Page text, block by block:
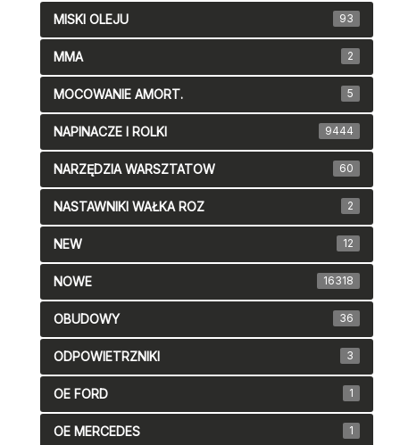
MISKI OLEJU 93
MMA 2
MOCOWANIE AMORT. 5
NAPINACZE I ROLKI 9444
NARZĘDZIA WARSZTATOW 60
NASTAWNIKI WAŁKA ROZ 2
NEW 12
NOWE 16318
OBUDOWY 36
ODPOWIETRZNIKI 3
OE FORD 1
OE MERCEDES 1